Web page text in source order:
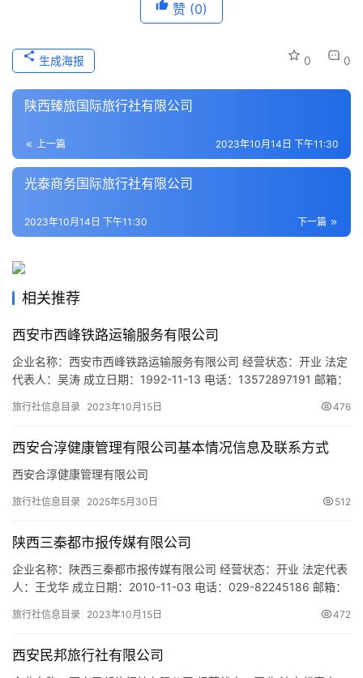
游
家
本
生
旅
游
城
赞 (0)
0 0
生成海报
陕西臻旅国际旅行社有限公司
上一篇 2023年10月14日 下午11:30
光泰商务国际旅行社有限公司
下一篇
2023年10月14日 下午11:30
相关推荐
西安市西峰铁路运输服务有限公司
企业名称：西安市西峰铁路运输服务有限公司 经营状态：开业 法定
代表人：吴涛 成立日期：1992-11-13 电话：13572897191 邮箱：
916101042943431985 注册地址：西斜三路西站货场西南侧 网
制造；纸和纸板容器制造；钢…
旅行社信息目录 2023年10月15日 476
西安合淳健康管理有限公司基本情况信息及联系方式
西安合淳健康管理有限公司
旅行社信息目录 2025年5月30日 512
陕西三秦都市报传媒有限公司
企业名称：陕西三秦都市报传媒有限公司 经营状态：开业 法定代表
人：王戈华 成立日期：2010-11-03 电话：029-82245186 邮箱：
91610000563779628X 注册地址：陕西省西安市碑林区环城南路
广告发布；广告设计、代理；…
旅行社信息目录 2023年10月15日 472
西安民邦旅行社有限公司